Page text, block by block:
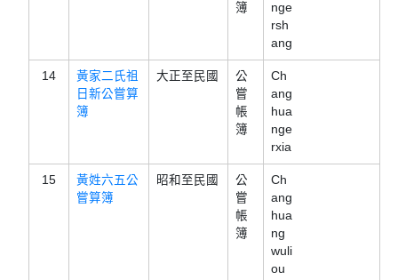
簿
nge
rsh
ang
14
黃家二氏祖
日新公嘗算
簿
大正至民國
公
嘗
帳
簿
Ch
ang
hua
nge
rxia
15
黃姓六五公
嘗算簿
昭和至民國
公
嘗
帳
簿
Ch
ang
hua
ng
wuli
ou